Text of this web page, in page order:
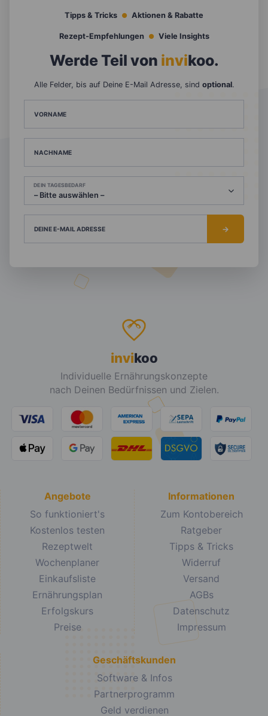
Tipps & Tricks Aktionen & Rabatte
Rezept-Empfehlungen Viele Insights
Werde Teil von invikoo.
Alle Felder, bis auf Deine E-Mail Adresse, sind optional.
VORNAME
NACHNAME
DEIN TAGESBEDARF
DEINE E-MAIL ADRESSE
invikoo
Individuelle Ernährungskonzepte
nach Deinen Bedürfnissen und Zielen.
Angebote
So funktioniert's
Kostenlos testen
Rezeptwelt
Wochenplaner
Einkaufsliste
Ernährungsplan
Erfolgskurs
Preise
Informationen
Zum Kontobereich
Ratgeber
Tipps & Tricks
Widerruf
Versand
AGBs
Datenschutz
Impressum
Geschäftskunden
Software & Infos
Partnerprogramm
Geld verdienen